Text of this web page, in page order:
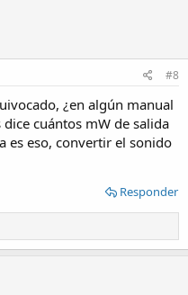
#8
¿en algún manual
cuántos mW de salida
es eso, convertir el sonido
Responder